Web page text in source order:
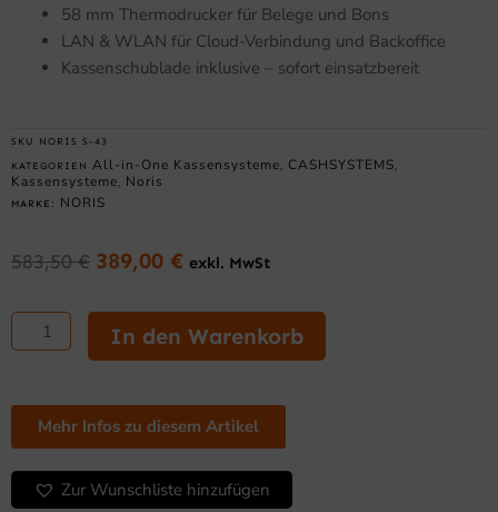
58 mm Thermodrucker für Belege und Bons
LAN & WLAN für Cloud-Verbindung und Backoffice
Kassenschublade inklusive – sofort einsatzbereit
SKU NORIS S-43
KATEGORIEN All-in-One Kassensysteme CASHSYSTEMS
Kassensysteme Noris
MARKE: NORIS
583,50€ Ursprünglicher
war:
583,50 €
389,00 € Aktueller
ist:
389,00 €.
exkl. MwSt
NORIS
43
4,3"
Display
-
Kompakte
Gastronomie-
In den Warenkorb
Mehr Infos zu diesem Artikel
Zur Wunschliste hinzufügen